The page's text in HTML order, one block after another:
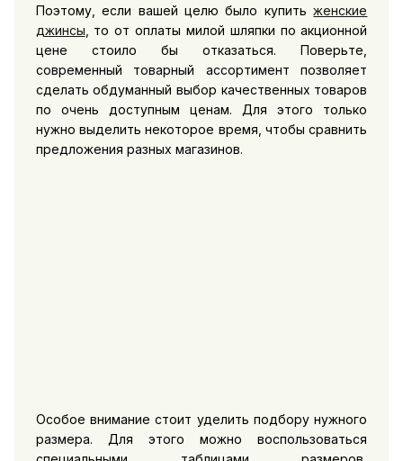
Поэтому, если вашей целю было купитьженские
джинсы , то от оплаты милой шляпки по акционной
цене стоило бы отказаться. Поверьте,
современный товарный ассортимент позволяет
сделать обдуманный выбор качественных товаров
по очень доступным ценам. Для этого только
нужно выделить некоторое время, чтобы сравнить
предложения разных магазинов.
Особое внимание стоит уделить подбору нужного
размера. Для этого можно воспользоваться